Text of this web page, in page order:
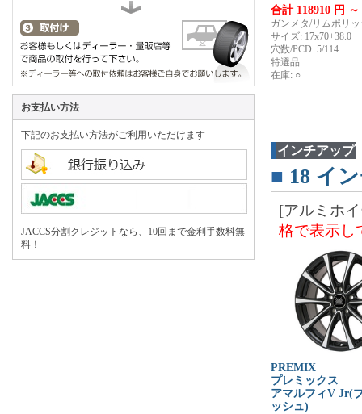
お支払い方法
下記のお支払い方法がご利用いただけます
JACCS分割クレジットなら、10回まで金利手数料無
料！
合計 118910 円 ～
ガンメタ/リムポリ
サイズ: 17x70+38.0
穴数/PCD: 5/114
特選品
在庫: ○
インチアップ
■ 18 イ
[アルミホ
格で表示し
PREMIX
プレミックス
アマルフィV Jr(
ッシュ)